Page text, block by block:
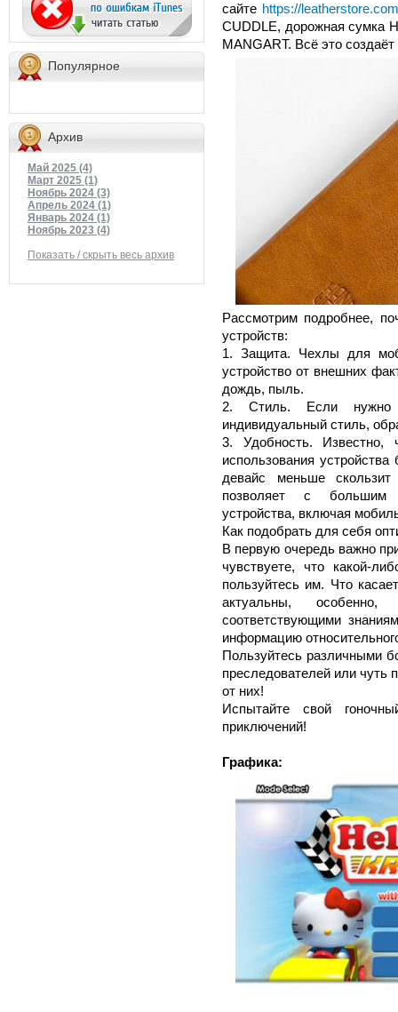
Популярное
Архив
Май 2025 (4)
Март 2025 (1)
Ноябрь 2024 (3)
Апрель 2024 (1)
Январь 2024 (1)
Ноябрь 2023 (4)
Показать / скрыть весь архив
сайте https://
CUDDLE, дорожная сумка
MANGART. Всё это
Рассмотрим подробнее,
устройств:
1. Защита. Чехлы для
устройство от внешних
дождь, пыль.
2. Стиль. Если нужно
индивидуальный стиль,
3. Удобность. Известно,
использования
девайс меньше
позволяет с большим
устройства, включая
Как подобрать для себя
В первую очередь важно
чувствуете, что какой-
пользуйтесь им. Что
актуальны,
соответствующими
информацию
Пользуйтесь различными
преследователей или чуть
от них!
Испытайте свой
приключений!
Графика: